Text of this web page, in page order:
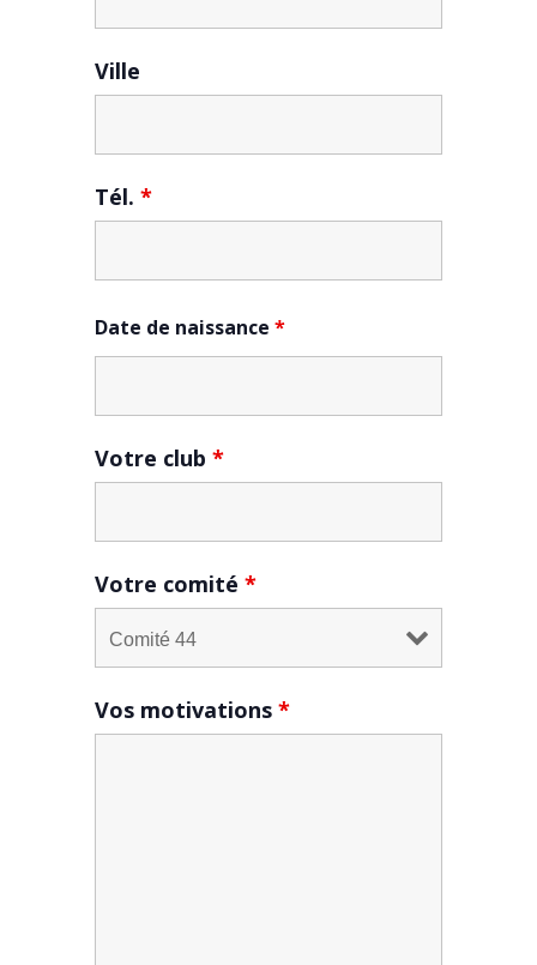
Ville
Tél. *
Date de naissance *
Votre club *
Votre comité *
Vos motivations *